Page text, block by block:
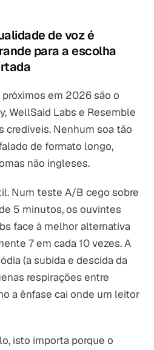
de voz é
para a escolha
em 2026 são o
WellSaid Labs e Resemble
credíveis. Nenhum soa tão
de formato longo,
não ingleses.
Num teste A/B cego sobre
5 minutos, os ouvintes
face à melhor alternativa
7 em cada 10 vezes. A
(a subida e descida da
respirações entre
a ênfase cai onde um leitor
isto importa porque o